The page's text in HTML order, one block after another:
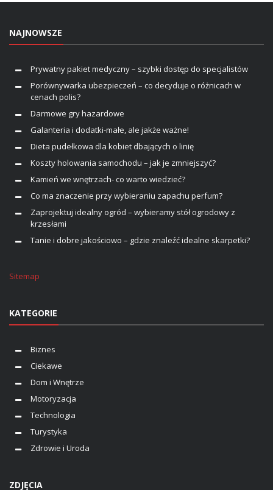
NAJNOWSZE
Prywatny pakiet medyczny – szybki dostęp do specjalistów
Porównywarka ubezpieczeń – co decyduje o różnicach w
cenach polis?
Darmowe gry hazardowe
Galanteria i dodatki-małe, ale jakże ważne!
Dieta pudełkowa dla kobiet dbających o linię
Koszty holowania samochodu – jak je zmniejszyć?
Kamień we wnętrzach- co warto wiedzieć?
Co ma znaczenie przy wybieraniu zapachu perfum?
Zaprojektuj idealny ogród – wybieramy stół ogrodowy z
krzesłami
Tanie i dobre jakościowo – gdzie znaleźć idealne skarpetki?
Sitemap
KATEGORIE
Biznes
Ciekawe
Dom i Wnętrze
Motoryzacja
Technologia
Turystyka
Zdrowie i Uroda
ZDJĘCIA